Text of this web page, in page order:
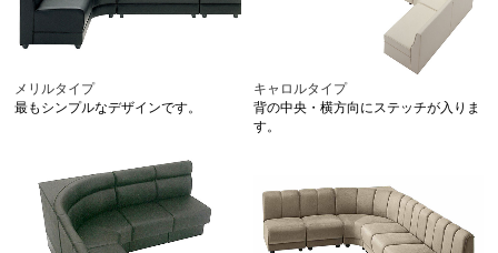
メリルタイプ
最もシンプルなデザインです。
キャロルタイプ
背の中央・横方向にステッチが入りま
す。